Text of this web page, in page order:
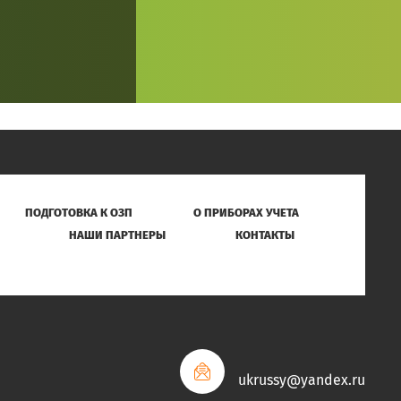
ПОДГОТОВКА К ОЗП
О ПРИБОРАХ УЧЕТА
НАШИ ПАРТНЕРЫ
КОНТАКТЫ
ukrussy@yandex.ru